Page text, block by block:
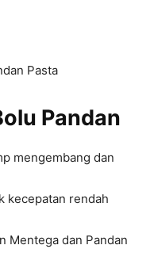
Pasta
Pandan
mengembang dan
kecepatan rendah
Mentega dan Pandan